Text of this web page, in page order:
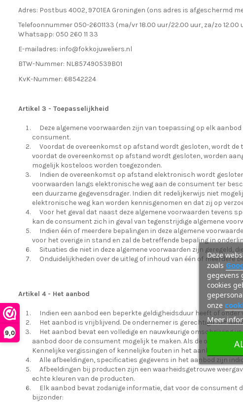
9,0
Adres: Postbus 4002, 9701EA Groningen (ons adres is afgeschermd
Telefoonnummer 050-2601133 (ma/vr 18.00 uur/22.00 uur, za/zo 12.00
Whatsapp: 050 260 11 33
E-mailadres: info@fokkojuweliers.nl
BTW-Nummer: NL857490539B01
KvK-Nummer: 68542224
Artikel 3 - Toepasselijkheid
Deze algemene voorwaarden zijn van toepassing op elk
consument.
Voordat de overeenkomst op afstand wordt gesloten, wordt
voordat de overeenkomst op afstand wordt gesloten, worden
mogelijk kosteloos worden toegezonden.
Indien de overeenkomst op afstand elektronisch wordt
voorwaarden langs elektronische weg aan de consument ter
een duurzame gegevensdrager. Indien dit redelijkerwijs niet
elektronische weg kan worden kennisgenomen en dat zij op
Voor het geval dat naast deze algemene voorwaarden tevens
kan de consument zich in geval van tegenstrijdige algemene
Indien één of meerdere bepalingen in deze algemene
voor het overige in stand en zal de betreffende bepaling in
Situaties die niet in deze algemene voorwaarden zijn geregeld,
Onduidelijkheden over de uitleg of inhoud van één of meerdere
Artikel 4 - Het aanbod
Indien een aanbod een beperkte geldigheidsduur heeft of
Het aanbod is vrijblijvend. De ondernemer is gerechtigd het
Het aanbod bevat een volledige en nauwkeurige omschrijving
aanbod door de consument mogelijk te maken. Als de
Kennelijke vergissingen of kennelijke fouten in het aanbod binden
Alle afbeeldingen, specificaties gegevens in het aanbod zijn
Afbeeldingen bij producten zijn een waarheidsgetrouwe
echte kleuren van de producten.
Elk aanbod bevat zodanige informatie, dat voor de
bijzonder:
Deze
zoals
gegevens
cookies
onze
Meer